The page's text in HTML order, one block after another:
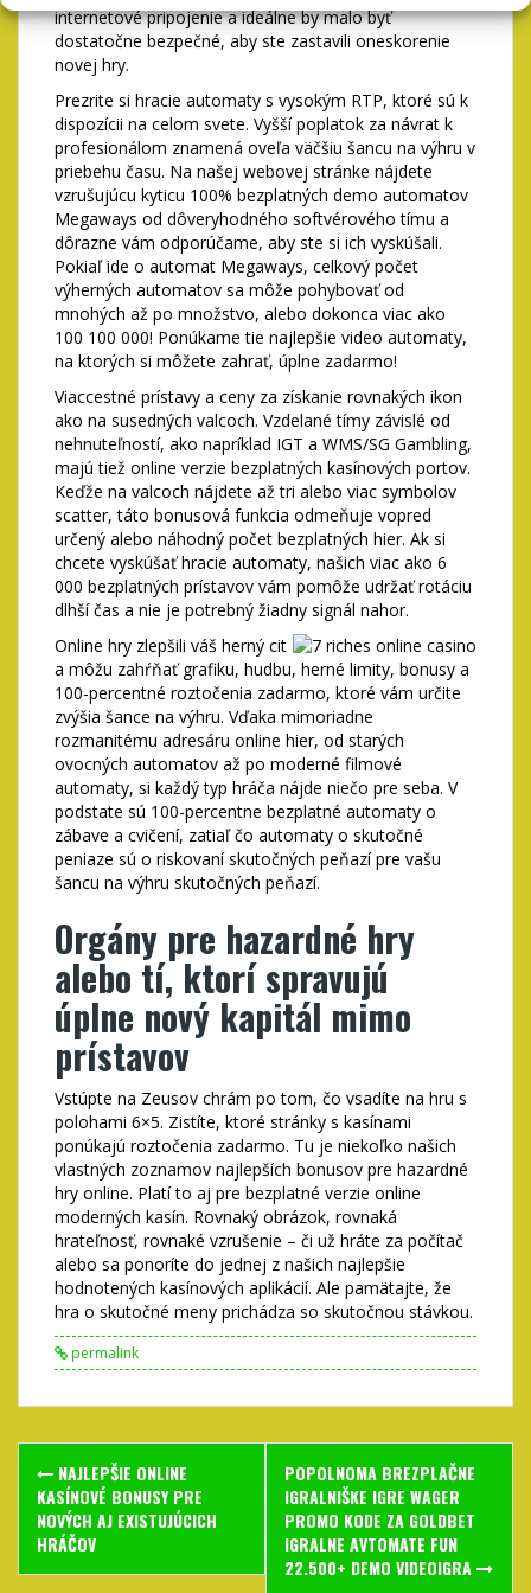
internetové pripojenie a ideálne by malo byť
dostatočne bezpečné, aby ste zastavili oneskorenie
novej hry.
Prezrite si hracie automaty s vysokým RTP, ktoré sú k
dispozícii na celom svete. Vyšší poplatok za návrat k
profesionálom znamená oveľa väčšiu šancu na výhru v
priebehu času. Na našej webovej stránke nájdete
vzrušujúcu kyticu 100% bezplatných demo automatov
Megaways od dôveryhodného softvérového tímu a
dôrazne vám odporúčame, aby ste si ich vyskúšali.
Pokiaľ ide o automat Megaways, celkový počet
výherných automatov sa môže pohybovať od
mnohých až po množstvo, alebo dokonca viac ako
100 100 000! Ponúkame tie najlepšie video automaty,
na ktorých si môžete zahrať, úplne zadarmo!
Viaccestné prístavy a ceny za získanie rovnakých ikon
ako na susedných valcoch. Vzdelané tímy závislé od
nehnuteľností, ako napríklad IGT a WMS/SG Gambling,
majú tiež online verzie bezplatných kasínových portov.
Keďže na valcoch nájdete až tri alebo viac symbolov
scatter, táto bonusová funkcia odmeňuje vopred
určený alebo náhodný počet bezplatných hier. Ak si
chcete vyskúšať hracie automaty, našich viac ako 6
000 bezplatných prístavov vám pomôže udržať rotáciu
dlhší čas a nie je potrebný žiadny signál nahor.
Online hry zlepšili váš herný cit
a môžu zahŕňať grafiku, hudbu, herné limity, bonusy a
100-percentné roztočenia zadarmo, ktoré vám určite
zvýšia šance na výhru. Vďaka mimoriadne
rozmanitému adresáru online hier, od starých
ovocných automatov až po moderné filmové
automaty, si každý typ hráča nájde niečo pre seba. V
podstate sú 100-percentne bezplatné automaty o
zábave a cvičení, zatiaľ čo automaty o skutočné
peniaze sú o riskovaní skutočných peňazí pre vašu
šancu na výhru skutočných peňazí.
Orgány pre hazardné hry
alebo tí, ktorí spravujú
úplne nový kapitál mimo
prístavov
Vstúpte na Zeusov chrám po tom, čo vsadíte na hru s
polohami 6×5. Zistíte, ktoré stránky s kasínami
ponúkajú roztočenia zadarmo. Tu je niekoľko našich
vlastných zoznamov najlepších bonusov pre hazardné
hry online. Platí to aj pre bezplatné verzie online
moderných kasín. Rovnaký obrázok, rovnaká
hrateľnosť, rovnaké vzrušenie – či už hráte za počítač
alebo sa ponoríte do jednej z našich najlepšie
hodnotených kasínových aplikácií. Ale pamätajte, že
hra o skutočné meny prichádza so skutočnou stávkou.
permalink
Post
navigation
NAJLEPŠIE ONLINE
KASÍNOVÉ BONUSY PRE
NOVÝCH AJ EXISTUJÚCICH
HRÁČOV
POPOLNOMA BREZPLAČNE
IGRALNIŠKE IGRE WAGER
PROMO KODE ZA GOLDBET
IGRALNE AVTOMATE FUN
22.500+ DEMO VIDEOIGRA